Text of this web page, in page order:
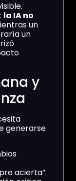
la IA no
un
un
y
generarse
acierta”.